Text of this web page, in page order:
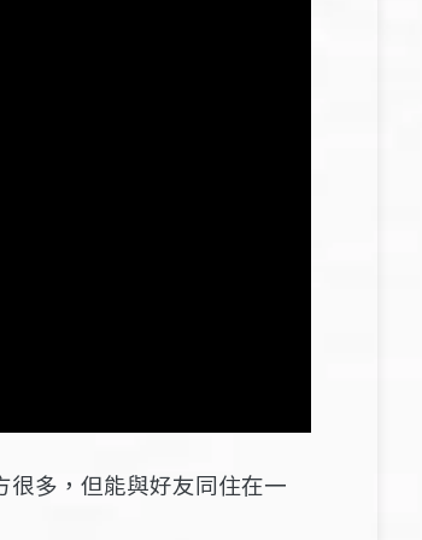
多，但能與好友同住在一